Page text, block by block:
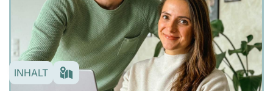
INHALT